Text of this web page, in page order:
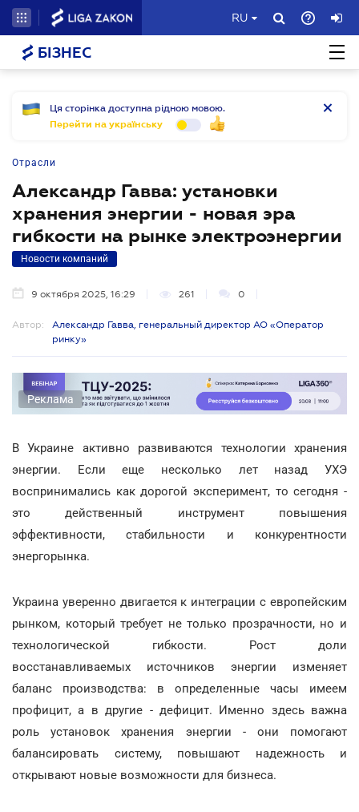
RU
БІЗНЕС
Ця сторінка доступна рідною мовою.
Перейти на українську
Отрасли
Александр Гавва: установки
хранения энергии - новая эра
гибкости на рынке электроэнергии
Новости компаний
9 октября 2025, 16:29 261 0
Автор:
Александр Гавва, генеральный директор АО «Оператор
ринку»
Реклама
В Украине активно развиваются технологии хранения
энергии. Если еще несколько лет назад УХЭ
воспринимались как дорогой эксперимент, то сегодня -
это действенный инструмент повышения
эффективности, стабильности и конкурентности
энергорынка.
Украина уверенно двигается к интеграции с европейским
рынком, который требует не только прозрачности, но и
технологической гибкости. Рост доли
восстанавливаемых источников энергии изменяет
баланс производства: в определенные часы имеем
профицит, а в другие - дефицит. Именно здесь важна
роль установок хранения энергии - они помогают
балансировать систему, повышают надежность и
открывают новые возможности для бизнеса.